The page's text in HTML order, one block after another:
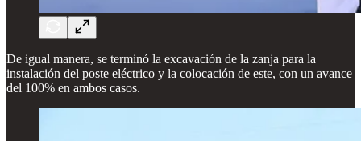
De igual manera, se terminó la excavación de la zanja para la
instalación del poste eléctrico y la colocación de este, con un avance
del 100% en ambos casos.